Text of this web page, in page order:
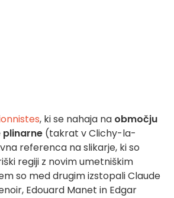
, ki se nahaja na območju
plinarne (takrat v Clichy-la-
referenca na slikarje, ki so
regiji z novim umetniškim
so med drugim izstopali Claude
Edouard Manet in Edgar